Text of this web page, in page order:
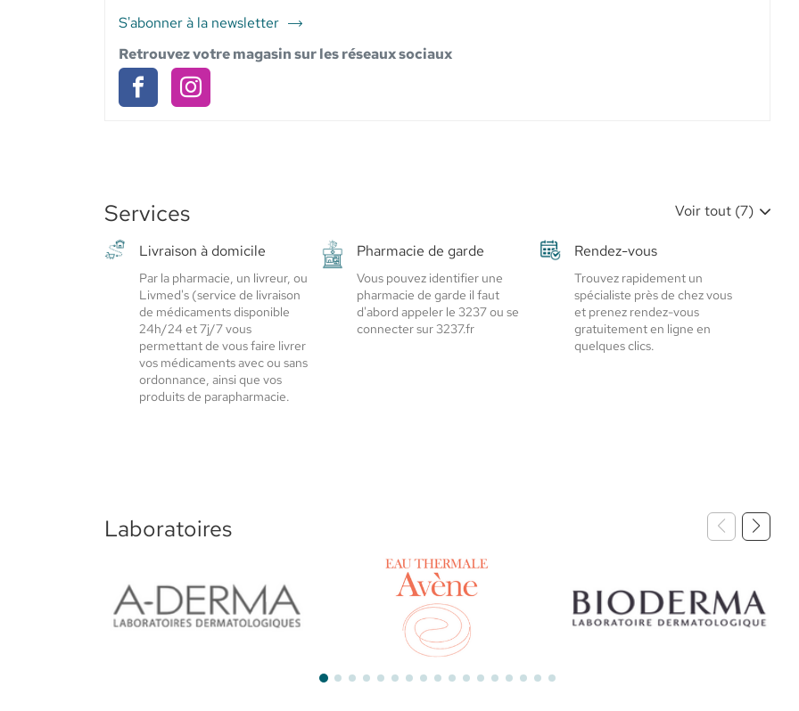
S'abonner à la newsletter
du
point
de
vente
Pharmacie
Retrouvez votre magasin sur les réseaux sociaux
Pharmacie
Elsie
Santé
Pharmacie
Elsie
Santé
Services
Livraison à domicile
Par la pharmacie, un livreur, ou
Livmed's (service de livraison
de médicaments disponible
24h/24 et 7j/7 vous
permettant de vous faire livrer
vos médicaments avec ou sans
ordonnance, ainsi que vos
produits de parapharmacie.
Pharmacie de garde
Vous pouvez identifier une
pharmacie de garde il faut
d'abord appeler le 3237 ou se
connecter sur 3237.fr
Rendez-vous
Trouvez rapidement un
spécialiste près de chez vous
et prenez rendez-vous
gratuitement en ligne en
quelques clics.
Voir tout (7)
Laboratoires